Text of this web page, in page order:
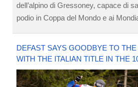
dell’alpino di Gressoney, capace di
podio in Coppa del Mondo e ai
DEFAST SAYS GOODBYE TO
WITH THE ITALIAN TITLE IN THE